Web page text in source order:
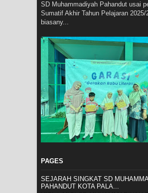
SD Muhammadiyah Pahandut usai
Sumatif Akhir Tahun Pelajaran
biasany...
PAGES
SEJARAH SINGKAT SD
PAHANDUT KOTA PALA...